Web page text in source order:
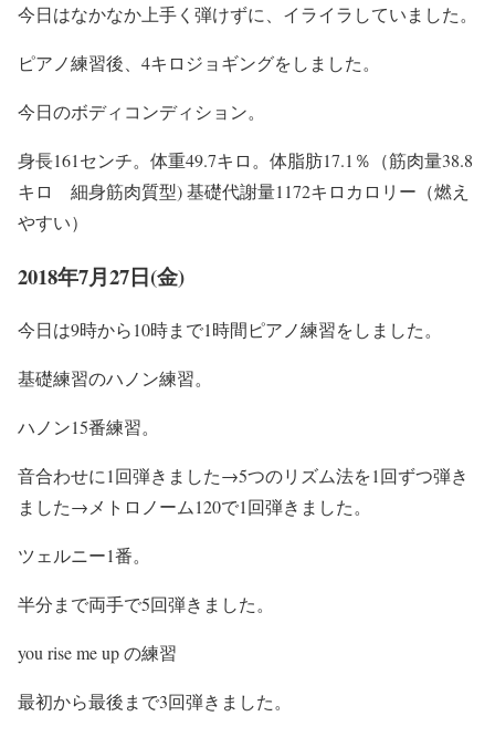
今日はなかなか上手く弾けずに、イライラしていました。
ピアノ練習後、4キロジョギングをしました。
今日のボディコンディション。
身長161センチ。体重49.7キロ。体脂肪17.1％（筋肉量38.8
キロ 細身筋肉質型) 基礎代謝量1172キロカロリー（燃え
やすい）
2018年7月27日(金)
今日は9時から10時まで1時間ピアノ練習をしました。
基礎練習のハノン練習。
ハノン15番練習。
音合わせに1回弾きました→5つのリズム法を1回ずつ弾き
ました→メトロノーム120で1回弾きました。
ツェルニー1番。
半分まで両手で5回弾きました。
you rise me up の練習
最初から最後まで3回弾きました。